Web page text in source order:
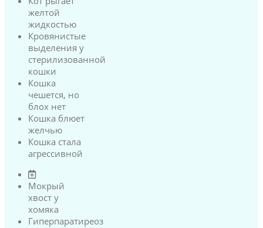
желтой
жидкостью
Кровянистые
выделения у
стерилизованной
кошки
Кошка
чешется, но
блох нет
Кошка блюет
желчью
Кошка стала
агрессивной
Мокрый
хвост у
хомяка
Гиперпаратиреоз